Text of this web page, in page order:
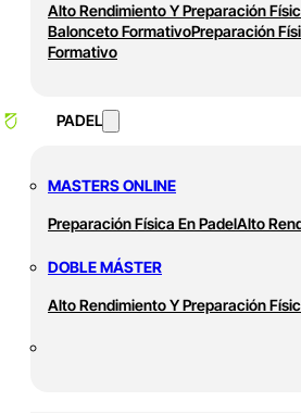
Alto Rendimiento Y Preparación
Balonceto FormativoPreparación
Formativo
PADEL
MASTERS ONLINE
Preparación Física En PadelAlto
DOBLE MÁSTER
Alto Rendimiento Y Preparación